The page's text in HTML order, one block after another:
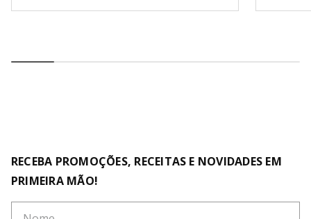
RECEBA PROMOÇÕES, RECEITAS E NOVIDADES EM
PRIMEIRA MÃO!